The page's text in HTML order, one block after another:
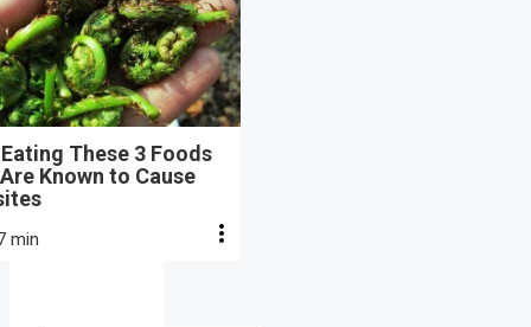
These 3 Foods
Known to Cause
min